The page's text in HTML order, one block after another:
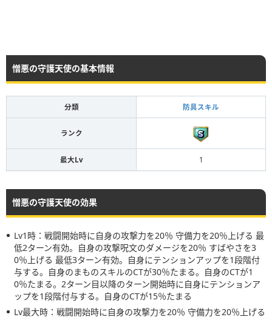
憎悪の守護天使の基本情報
分類 防具スキル
ランク
最大Lv 1
憎悪の守護天使の効果
Lv1時：戦闘開始時に自身の攻撃力を20％ 守備力を20％上げる 最
低2ターン有効。自身の攻撃呪文のダメージを20％ すばやさを3
0％上げる 最低3ターン有効。自身にテンションアップを1段階付
与する。自身のまものスキルのCTが30％たまる。自身のCTが1
0％たまる。2ターン目以降のターン開始時に自身にテンションア
ップを1段階付与する。自身のCTが15％たまる
Lv最大時：戦闘開始時に自身の攻撃力を20％ 守備力を20％上げる